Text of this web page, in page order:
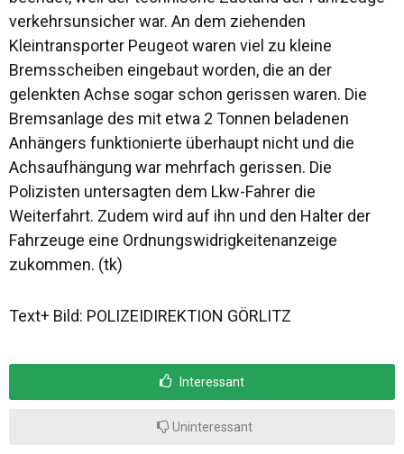
verkehrsunsicher war. An dem ziehenden
Kleintransporter Peugeot waren viel zu kleine
Bremsscheiben eingebaut worden, die an der
gelenkten Achse sogar schon gerissen waren. Die
Bremsanlage des mit etwa 2 Tonnen beladenen
Anhängers funktionierte überhaupt nicht und die
Achsaufhängung war mehrfach gerissen. Die
Polizisten untersagten dem Lkw-Fahrer die
Weiterfahrt. Zudem wird auf ihn und den Halter der
Fahrzeuge eine Ordnungswidrigkeitenanzeige
zukommen. (tk)
Text+ Bild: POLIZEIDIREKTION GÖRLITZ
Interessant
Uninteressant